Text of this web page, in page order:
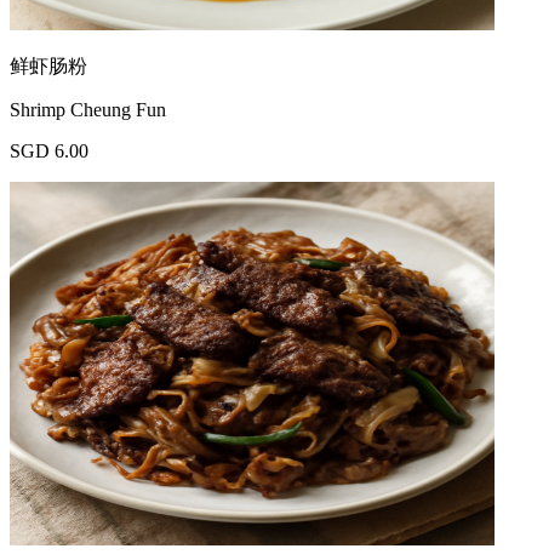
鲜虾肠粉
Shrimp Cheung Fun
SGD 6.00